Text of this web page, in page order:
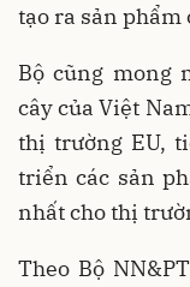
tạo ra sản phẩm
Bộ cũng mong
cây của Việt
thị trường EU,
triển các sản
nhất cho thị
Theo Bộ